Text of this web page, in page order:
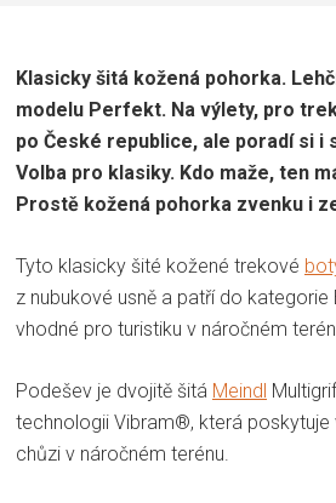
Klasicky šitá kožená pohorka.
modelu Perfekt. Na výlety, pro
po České republice, ale poradí si i
Volba pro klasiky. Kdo maže, ten
Prostě kožená pohorka zvenku i
Tyto klasicky šité kožené trekové
z nubukové usně a patří do kategorie
vhodné pro turistiku v náročném
Podešev je dvojitě šitá Meindl
technologii Vibram®, která
chůzi v náročném terénu.